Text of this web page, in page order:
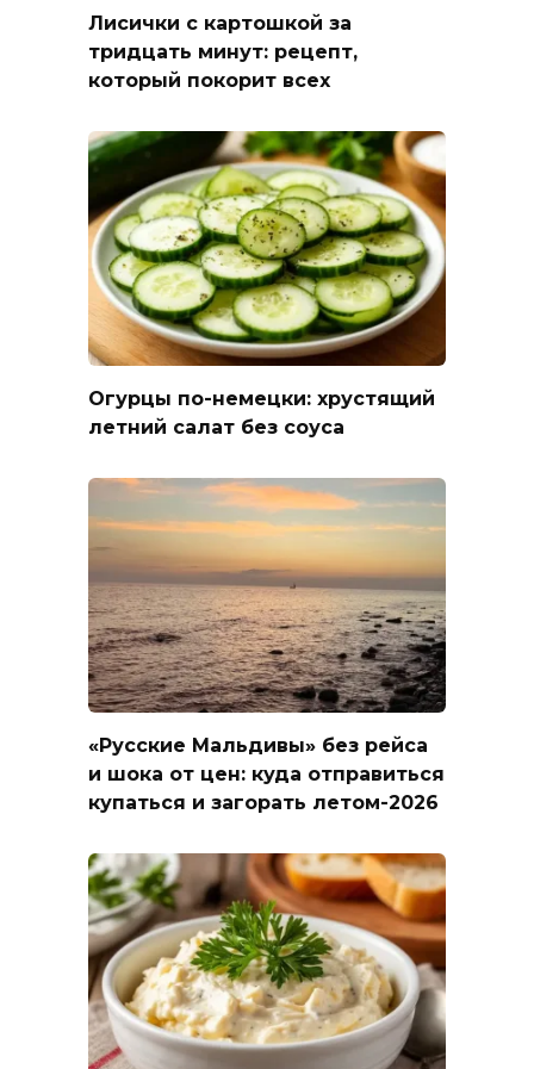
Лисички с картошкой за
тридцать минут: рецепт,
который покорит всех
Огурцы по-немецки: хрустящий
летний салат без соуса
«Русские Мальдивы» без рейса
и шока от цен: куда отправиться
купаться и загорать летом-2026